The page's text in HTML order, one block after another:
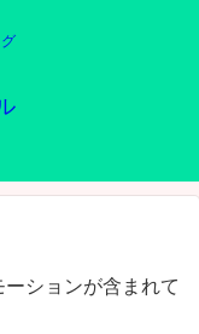
ーションが含まれて